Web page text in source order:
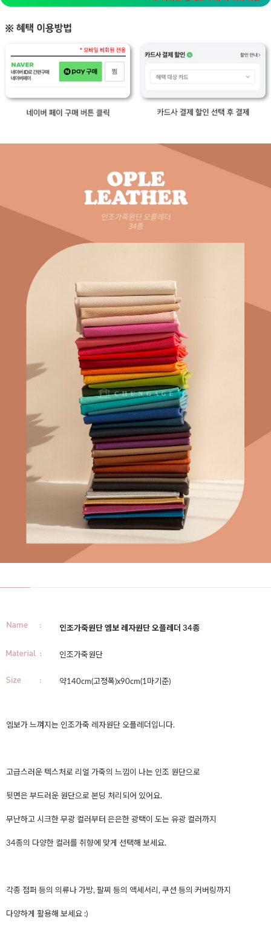
인조가죽원단 엠보 레자원단 오플레더 34종
인조가죽원단
약140cm(고정폭)x90cm(1마기준)
엠보가 느껴지는 인조가죽 레자원단 오플레더입니다.
고급스러운 텍스처로 리얼 가죽의 느낌이 나는 인조 원단으로
뒷면은 부드러운 원단으로 본딩 처리되어 있어요.
무난하고 시크한 무광 컬러부터 은은한 광택이 도는 유광 컬러까지
34종의 다양한 컬러를 취향에 맞게 선택해 보세요.
각종 점퍼 등의 의류나 가방, 팔찌 등의 액세서리, 쿠션 등의 커버링까지
다양하게 활용해 보세요 :)